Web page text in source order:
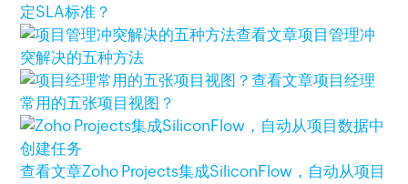
定SLA标准？
查看文章项目管理冲
突解决的五种方法
查看文章项目经理
常用的五张项目视图？
查看文章Zoho Projects集成SiliconFlow，自动从项目